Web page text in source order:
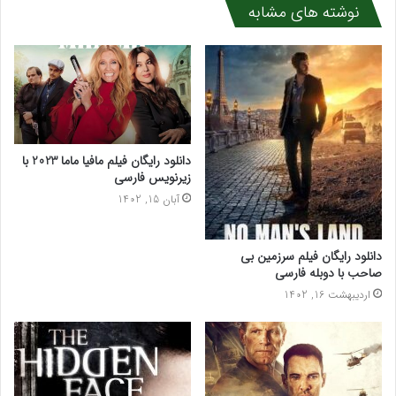
نوشته های مشابه
دانلود رایگان فیلم سرزمین بی
صاحب با دوبله فارسی
اردیبهشت 16, 1402
دانلود رایگان فیلم مافیا ماما 2023 با
زیرنویس فارسی
آبان 15, 1402